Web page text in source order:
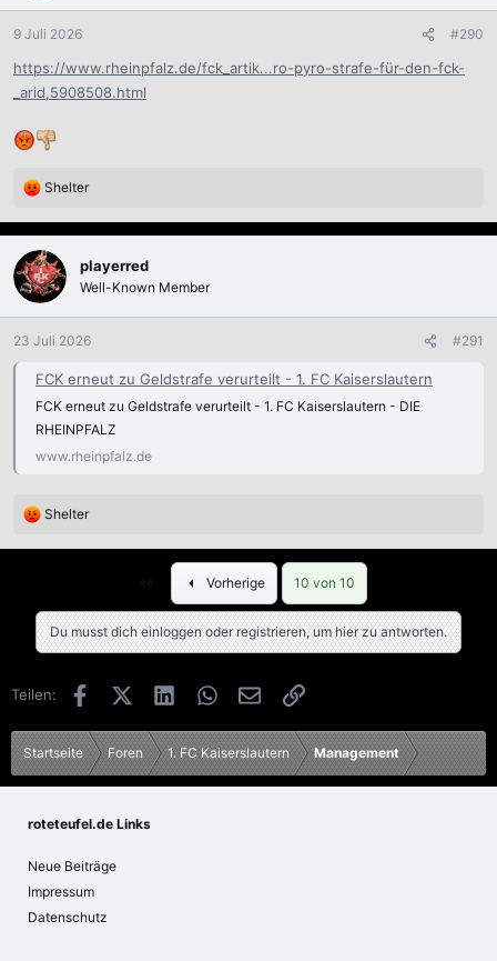
9 Juli 2026 #290
https://www.rheinpfalz.de/fck_artik...ro-pyro-strafe-für-den-fck-
_arid,5908508.html
R
a
k
t
i
o
n
Shelter
playerred
Well-Known Member
23 Juli 2026 #291
FCK erneut zu Geldstrafe verurteilt - 1. FC Kaiserslautern
FCK erneut zu Geldstrafe verurteilt - 1. FC Kaiserslautern - DIE
RHEINPFALZ
www.rheinpfalz.de
R
n
Shelter
Vorherige 10 von 10
Du musst dich einloggen oder registrieren, um hier zu antworten.
Teilen: FacebookX (Twitter)LinkedInWhatsApp
E-MailLink
Startseite Foren 1. FC Kaiserslautern Management
roteteufel.de Links
Neue Beiträge
Impressum
Datenschutz